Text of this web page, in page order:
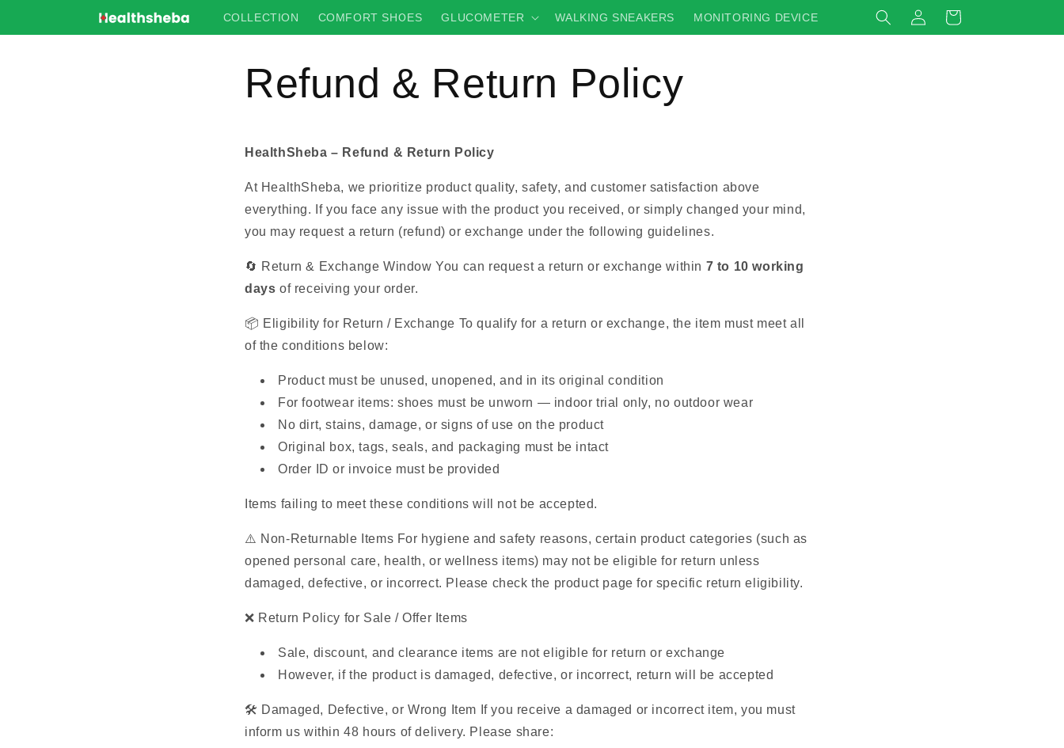
COLLECTION COMFORT SHOES GLUCOMETER WALKING SNEAKERS MONITORING DEVICE
in
Cart
Refund & Return Policy
HealthSheba – Refund & Return Policy
At HealthSheba, we prioritize product quality, safety, and customer satisfaction above
everything. If you face any issue with the product you received, or simply changed your mind,
you may request a return (refund) or exchange under the following guidelines.
🔄 Return & Exchange Window You can request a return or exchange within 7 to 10 working
days of receiving your order.
📦 Eligibility for Return / Exchange To qualify for a return or exchange, the item must meet all
of the conditions below:
Product must be unused, unopened, and in its original condition
For footwear items: shoes must be unworn — indoor trial only, no outdoor wear
No dirt, stains, damage, or signs of use on the product
Original box, tags, seals, and packaging must be intact
Order ID or invoice must be provided
Items failing to meet these conditions will not be accepted.
⚠️ Non-Returnable Items For hygiene and safety reasons, certain product categories (such as
opened personal care, health, or wellness items) may not be eligible for return unless
damaged, defective, or incorrect. Please check the product page for specific return eligibility.
❌ Return Policy for Sale / Offer Items
Sale, discount, and clearance items are not eligible for return or exchange
However, if the product is damaged, defective, or incorrect, return will be accepted
🛠 Damaged, Defective, or Wrong Item If you receive a damaged or incorrect item, you must
inform us within 48 hours of delivery. Please share: